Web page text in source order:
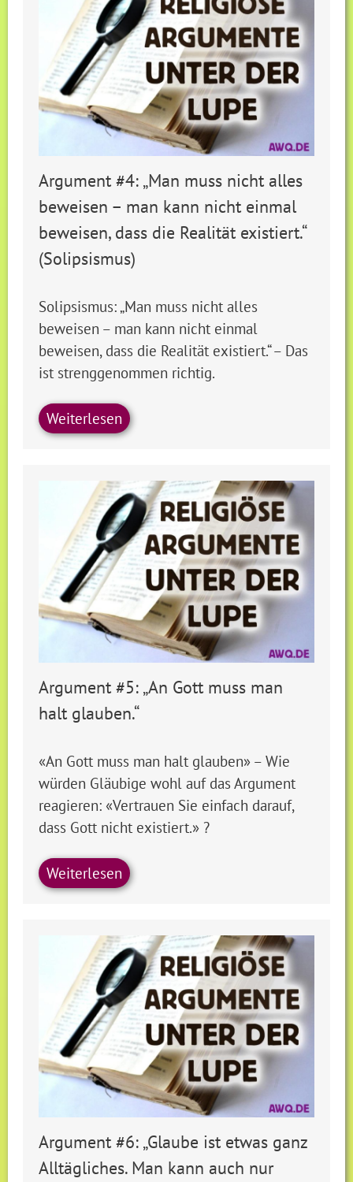
Argument #4: „Man muss nicht alles
beweisen – man kann nicht einmal
beweisen, dass die Realität existiert.“
(Solipsismus)
Solipsismus: „Man muss nicht alles
beweisen – man kann nicht einmal
beweisen, dass die Realität existiert.“ – Das
ist strenggenommen richtig.
Weiterlesen
Argument #5: „An Gott muss man
halt glauben.“
«An Gott muss man halt glauben» – Wie
würden Gläubige wohl auf das Argument
reagieren: «Vertrauen Sie einfach darauf,
dass Gott nicht existiert.» ?
Weiterlesen
Argument #6: „Glaube ist etwas ganz
Alltägliches. Man kann auch nur